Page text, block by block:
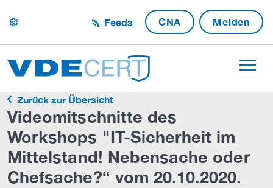
settings Feeds CNA Melden
Zurück zur Übersicht
Videomitschnitte des
Workshops "IT-Sicherheit im
Mittelstand! Nebensache oder
Chefsache?“ vom 20.10.2020.